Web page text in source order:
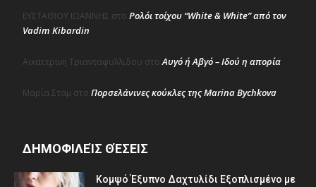
ΕΥΣΤΑΘΙΟΥ ΙΩΑΝΝΗΣ στο Ρολόι τοίχου “White & White” από τον
Vadim Kibardin
Αικατερινη Τριανταφυλλιδου στοΑυγό ή Αβγό – Ιδού η απορία
Μαρία Σταμ στο Πορσελάνινες κούκλες της Marina Bychkova
ΔΗΜΟΦΙΛΕΊΣ ΘΈΣΕΙΣ
Κομψό Έξυπνο Δαχτυλίδι Εξοπλισμένο με